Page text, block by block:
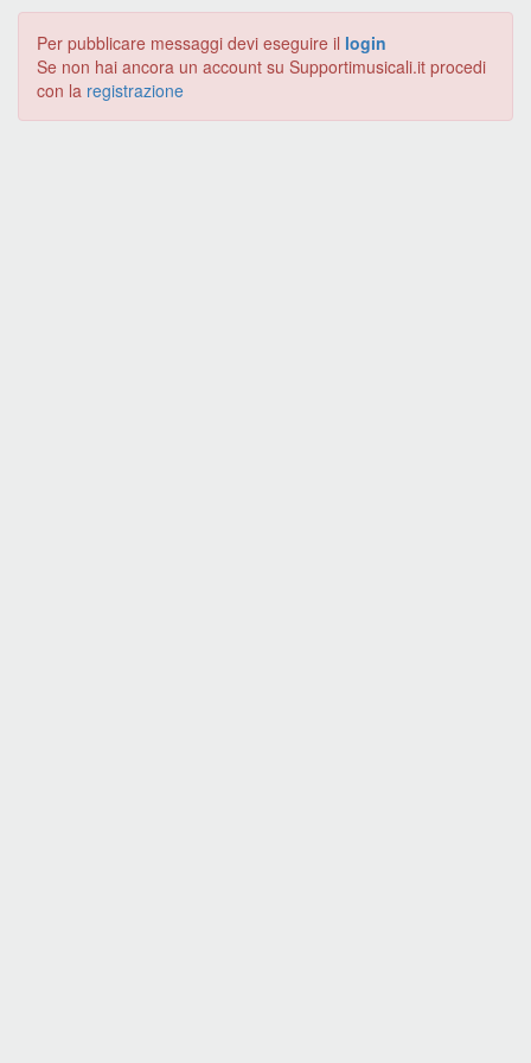
Per pubblicare messaggi devi eseguire il login
Se non hai ancora un account su Supportimusicali.it procedi
con la registrazione